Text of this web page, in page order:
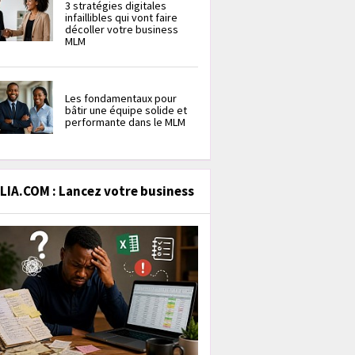
3 stratégies digitales
infaillibles qui vont faire
décoller votre business
MLM
Les fondamentaux pour
bâtir une équipe solide et
performante dans le MLM
: Lancez votre business